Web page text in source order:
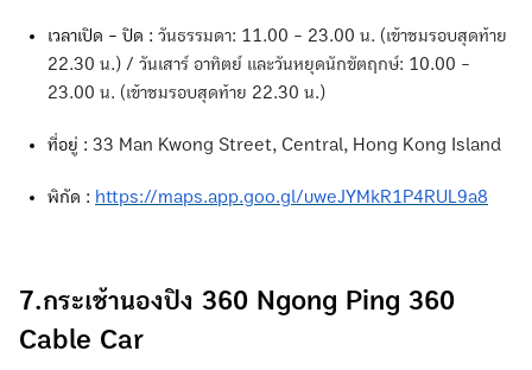
เวลาเปิด - ปิด : วันธรรมดา: 11.00 - 23.00 น. (เข้าชมรอบสุดท้าย
22.30 น.) / วันเสาร์ อาทิตย์ และวันหยุดนักขัตฤกษ์: 10.00 -
23.00 น. (เข้าชมรอบสุดท้าย 22.30 น.)
ที่อยู่ : 33 Man Kwong Street, Central, Hong Kong Island
พิกัด : https://maps.app.goo.gl/uweJYMkR1P4RUL9a8
7.กระเช้านองปิง 360 Ngong Ping 360
Cable Car